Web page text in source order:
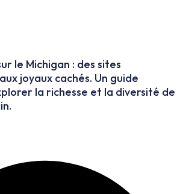
le Michigan : des sites
joyaux cachés. Un guide
la richesse et la diversité de